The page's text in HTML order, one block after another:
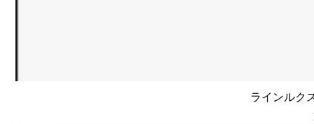
ラインルク